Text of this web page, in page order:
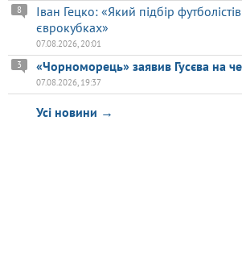
Іван Гецко: «Який підбір
єврокубках»
8
07.08.2026, 20:01
«Чорноморець» заявив Гусєва на
3
07.08.2026, 19:37
Усі новини →